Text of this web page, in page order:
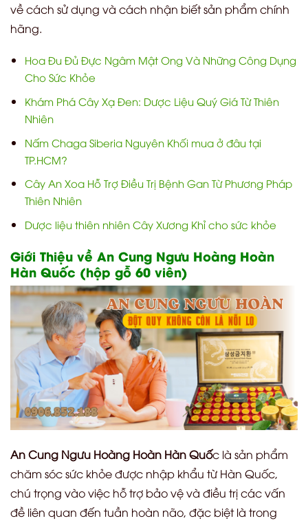
về cách sử dụng và cách nhận biết sản phẩm chính
hãng.
Hoa Đu Đủ Đực Ngâm Mật Ong Và Những Công Dụng
Cho Sức Khỏe
Khám Phá Cây Xạ Đen: Dược Liệu Quý Giá Từ Thiên
Nhiên
Nấm Chaga Siberia Nguyên Khối mua ở đâu tại
TP.HCM?
Cây An Xoa Hỗ Trợ Điều Trị Bệnh Gan Từ Phương Pháp
Thiên Nhiên
Dược liệu thiên nhiên Cây Xương Khỉ cho sức khỏe
Giới Thiệu về An Cung Ngưu Hoàng Hoàn
Hàn Quốc (hộp gỗ 60 viên)
An Cung Ngưu Hoàng Hoàn Hàn Quốc là sản phẩm
chăm sóc sức khỏe được nhập khẩu từ Hàn Quốc,
chú trọng vào việc hỗ trợ bảo vệ và điều trị các vấn
đề liên quan đến tuần hoàn não, đặc biệt là trong